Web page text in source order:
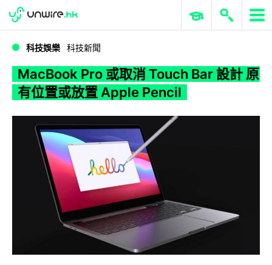
WWDC 2026 ERP 與商業 AI
科技娛樂 科技新聞
MacBook Pro 或取消 Touch Bar 設計 原
有位置或放置 Apple Pencil